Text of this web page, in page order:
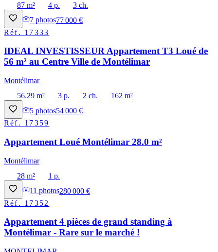
87 m²
4 p.
3 ch.
7 photos77 000 €
Réf. 17333
IDEAL INVESTISSEUR Appartement T3 Loué de
56 m² au Centre Ville de Montélimar
Montélimar
56.29 m²
3 p. 2 ch.
162 m²
5 photos54 000 €
Réf. 17359
Appartement Loué Montélimar 28.0 m²
Montélimar
28 m²
1 p.
11 photos280 000 €
Réf. 17352
Appartement 4 pièces de grand standing à
Montélimar - Rare sur le marché !